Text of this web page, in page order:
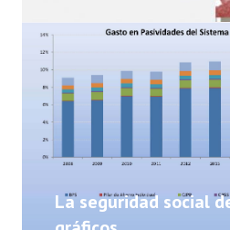
La seguridad social